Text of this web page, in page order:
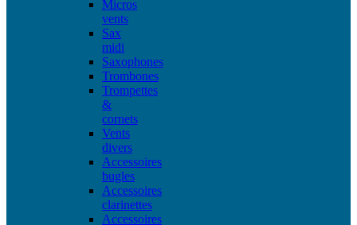
Micros
vents
Sax
midi
Saxophones
Trombones
Trompettes
&
cornets
Vents
divers
Accessoires
bugles
Accessoires
clarinettes
Accessoires